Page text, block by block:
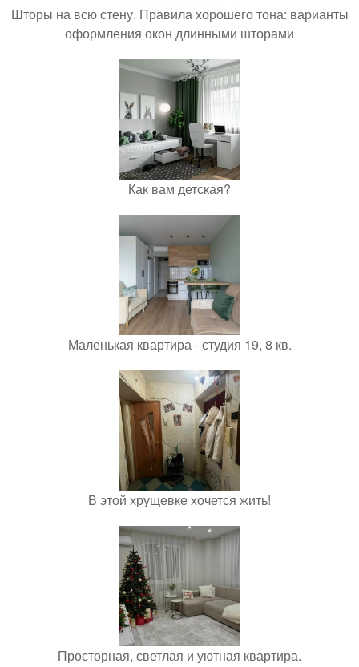
Шторы на всю стену. Правила хорошего тона: варианты
оформления окон длинными шторами
Как вам детская?
Маленькая квартира - студия 19, 8 кв.
В этой хрущевке хочется жить!
Просторная, светлая и уютная квартира.